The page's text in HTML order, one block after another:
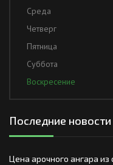
Среда
Четверг
Пятница
Суббота
Воскресение
Последние новости
Цена арочного ангара